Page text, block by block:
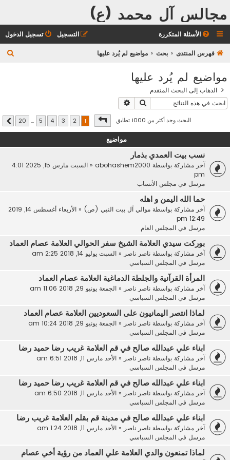
مجالس آل محمد (ع)
الأسئلة المتكررة تسجيل الدخول التسجيل
فهرس المنتدى بحث مواضيع لم يُرد عليها
ب
مواضيع لم يُرد عليها
الذهاب إلى البحث المتقدم
بحث
البحث وجد أكثر من 1000 تطابق صفحة1 من20
2
3
4
5
…
20 التالي
مواضيع
نسب بيت العمدي بذمار
آخر مشاركة بواسطة abohashem2000
«
السبت مارس 15, 2025 4:01
pm
مرسل في مجلس الأنساب
حما الله اليمن و اهله
آخر مشاركة بواسطة موالي آل بيت النبي (ص)«
الأربعاء أغسطس 14, 2019
12:49 pm
مرسل في المجلس العام
بوركت سيدي العلامة الشيخ سفر الحوالي العلامة عصام العماد
آخر مشاركة بواسطة ناصر ناصر« السبت يوليو 14, 2018 2:25 am
مرسل في المجلس السياسي
المرأة القرآنية والجلطة الدماغية العلامة عصام العماد
آخر مشاركة بواسطة ناصر ناصر« الجمعة يونيو 29, 2018 11:06 am
مرسل في المجلس السياسي
لماذا انتصر اليمانيون على السعوديين العلامة عصام العماد
آخر مشاركة بواسطة ناصر ناصر« الجمعة يونيو 29, 2018 10:24 am
مرسل في المجلس السياسي
ابناء علي عبدالله صالح في قم العلامة غريب رضا حميد رضا
آخر مشاركة بواسطة ناصر ناصر« الأحد مارس 11, 2018 6:51 am
مرسل في المجلس السياسي
ابناء علي عبدالله صالح في قم العلامة غريب رضا حميد رضا
آخر مشاركة بواسطة ناصر ناصر« الأحد مارس 11, 2018 6:50 am
مرسل في المجلس السياسي
ابناء علي عبدالله صالح في مدينة قم بقلم العلامة غريب رضا
آخر مشاركة بواسطة ناصر ناصر« الأحد مارس 11, 2018 1:24 am
مرسل في المجلس السياسي
لماذا تمنعون والدي العلامة علي العماد من رؤية أخي عصام